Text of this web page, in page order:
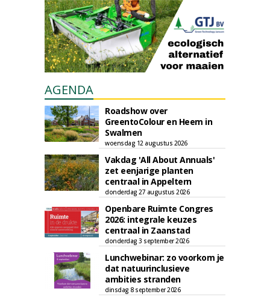
AGENDA
Roadshow over
GreentoColour en Heem in
Swalmen
woensdag 12 augustus 2026
Vakdag 'All About Annuals'
zet eenjarige planten
centraal in Appeltern
donderdag 27 augustus 2026
Openbare Ruimte Congres
2026: integrale keuzes
centraal in Zaanstad
donderdag 3 september 2026
Lunchwebinar: zo voorkom je
dat natuurinclusieve
ambities stranden
dinsdag 8 september 2026